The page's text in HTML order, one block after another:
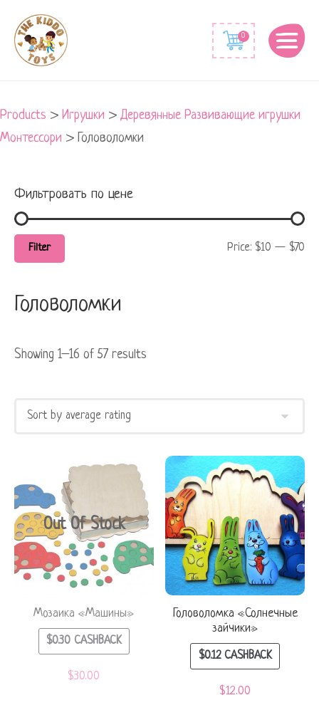
0
Products > Игрушки > Деревянные Развивающие игрушки
Монтессори > Головоломки
Фильтровать по цене
price
price
Filter Price: $10 — $70
Головоломки
Showing 1–16 of 57 results
Out Of Stock
Мозаика «Машины»
$0.30CASHBACK
$30.00
Головоломка «Солнечные
зайчики»
$0.12CASHBACK
$12.00